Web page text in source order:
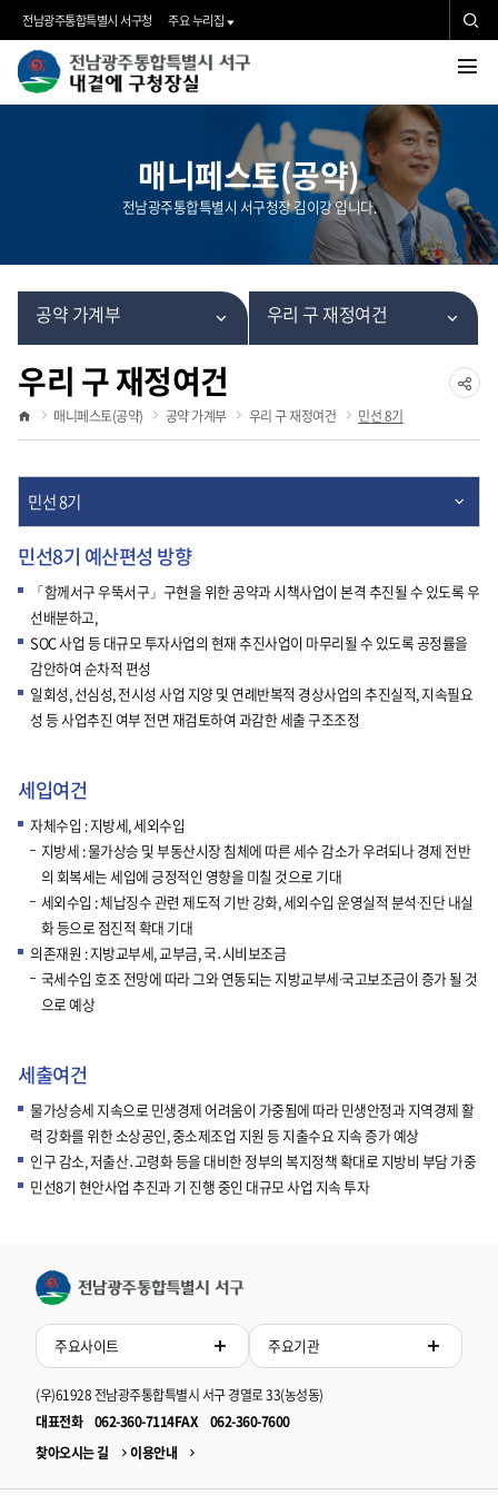
내
에
청
장
실">
전남광주통합특별시 서구청 주요 누리집
색검
매니페스토(공약)
전남광주통합특별시 서구청장 김이강 입니다.
우리 구 재정여건
매니페스토(공약) 공약 가계부 우리 구 재정여건 민선 8기
공약 가계부 우리 구 재정여건
하기
민선 8기
민선8기 예산편성 방향
「함께서구 우뚝서구」구현을 위한 공약과 시책사업이 본격 추진될 수 있도록 우
선배분하고,
SOC 사업 등 대규모 투자사업의 현재 추진사업이 마무리될 수 있도록 공정률을
감안하여 순차적 편성
일회성, 선심성, 전시성 사업 지양 및 연례반복적 경상사업의 추진실적, 지속필요
성 등 사업추진 여부 전면 재검토하여 과감한 세출 구조조정
세입여건
자체수입 : 지방세, 세외수입
지방세 : 물가상승 및 부동산시장 침체에 따른 세수 감소가 우려되나 경제 전반
의 회복세는 세입에 긍정적인 영향을 미칠 것으로 기대
세외수입 : 체납징수 관련 제도적 기반 강화, 세외수입 운영실적 분석·진단 내실
화 등으로 점진적 확대 기대
의존재원 : 지방교부세, 교부금, 국․시비보조금
국세수입 호조 전망에 따라 그와 연동되는 지방교부세·국고보조금이 증가 될 것
으로 예상
세출여건
물가상승세 지속으로 민생경제 어려움이 가중됨에 따라 민생안정과 지역경제 활
력 강화를 위한 소상공인, 중소제조업 지원 등 지출수요 지속 증가 예상
인구 감소, 저출산․고령화 등을 대비한 정부의 복지정책 확대로 지방비 부담 가중
민선8기 현안사업 추진과 기 진행 중인 대규모 사업 지속 투자
주요사이트 주요기관
(우)61928 전남광주통합특별시 서구 경열로 33(농성동)
대표전화 062-360-7114FAX
062-360-7600
찾아오시는 길
이용안내